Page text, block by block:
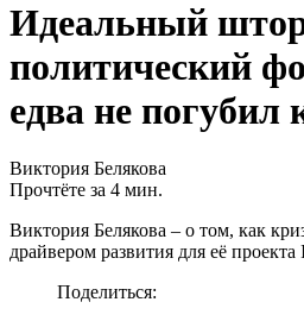
Идеальный
политический
едва не
Виктория Белякова
Прочтёте за 4 мин.
Виктория Белякова – о том, как
драйвером развития для её
Поделиться: